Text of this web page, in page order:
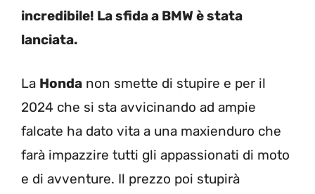
incredibile! La sfida a BMW è stata
lanciata.
La Honda non smette di stupire e per il
2024 che si sta avvicinando ad ampie
falcate ha dato vita a una maxienduro che
farà impazzire tutti gli appassionati di moto
e di avventure. Il prezzo poi stupirà